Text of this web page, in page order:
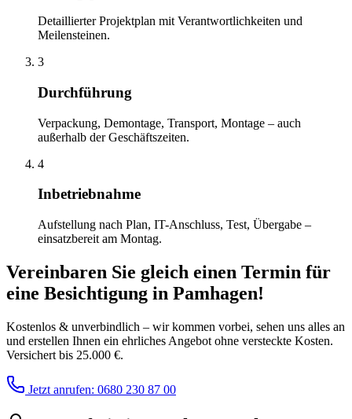
Detaillierter Projektplan mit Verantwortlichkeiten und
Meilensteinen.
3
Durchführung
Verpackung, Demontage, Transport, Montage – auch
außerhalb der Geschäftszeiten.
4
Inbetriebnahme
Aufstellung nach Plan, IT-Anschluss, Test, Übergabe –
einsatzbereit am Montag.
Vereinbaren Sie gleich einen Termin für
eine Besichtigung in Pamhagen!
Kostenlos & unverbindlich – wir kommen vorbei, sehen uns alles an
und erstellen Ihnen ein ehrliches Angebot ohne versteckte Kosten.
Versichert bis 25.000 €.
Jetzt anrufen: 0680 230 87 00